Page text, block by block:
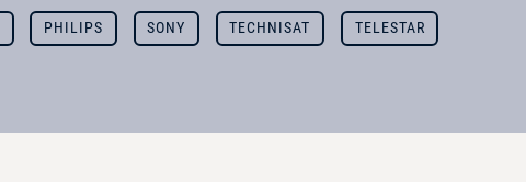
PHILIPS SONY TECHNISAT TELESTAR